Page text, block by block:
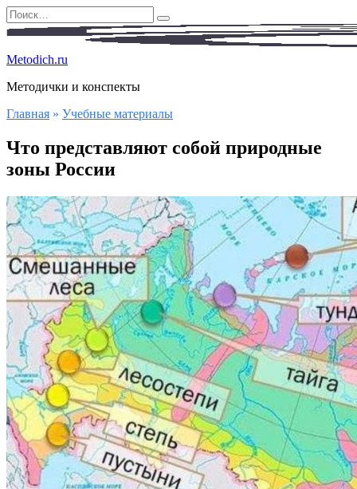
Перейти
к
Search
for:
Metodich.ru
Методички и конспекты
Главная » Учебные материалы
Что представляют собой природные
зоны России